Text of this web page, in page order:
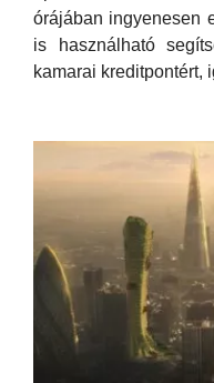
órájában ingyenesen
is használható
kamarai kreditpontért,